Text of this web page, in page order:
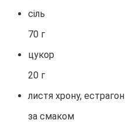
сіль
70 г
цукор
20 г
листя хрону, естрагон
за смаком